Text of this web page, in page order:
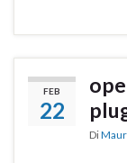
FEB
22
Di